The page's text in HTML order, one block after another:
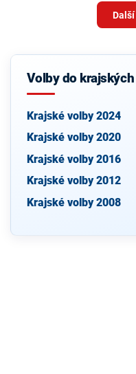
Volby do
Krajské volby 2024
Krajské volby 2020
Krajské volby 2016
Krajské volby 2012
Krajské volby 2008